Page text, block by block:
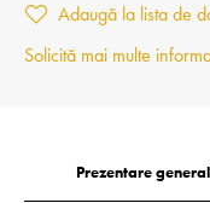
Adaugă la lista de
Solicită mai multe
Prezentare